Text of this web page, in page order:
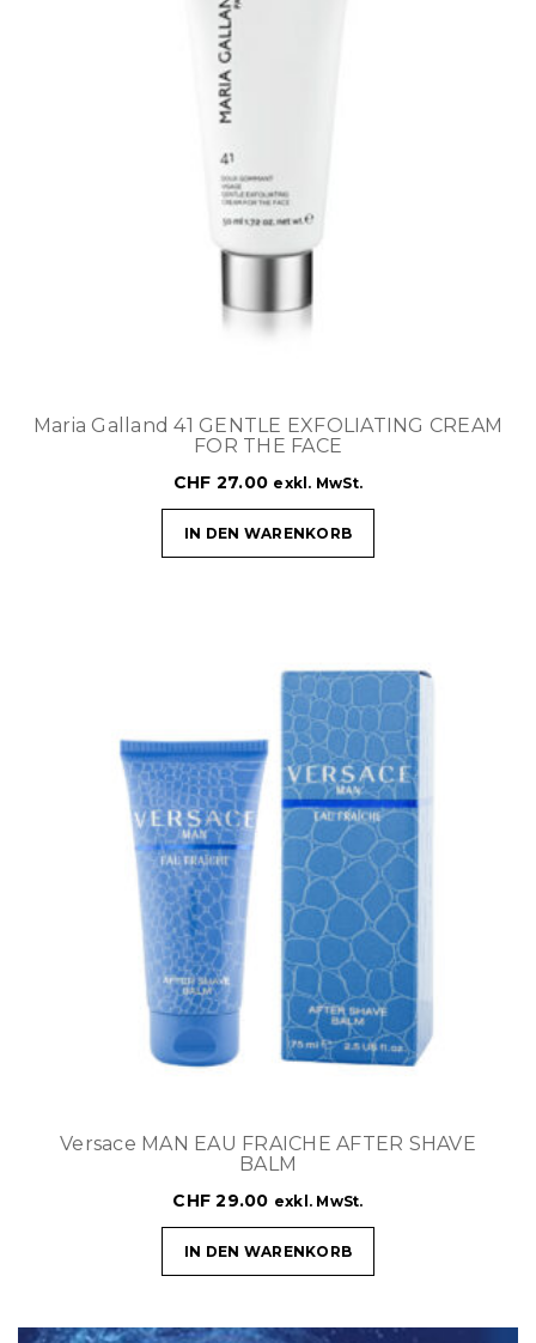
Maria Galland 41 GENTLE EXFOLIATING CREAM
FOR THE FACE
CHF 27.00 exkl. MwSt.
IN DEN WARENKORB
Versace MAN EAU FRAICHE AFTER SHAVE
BALM
CHF 29.00 exkl. MwSt.
IN DEN WARENKORB